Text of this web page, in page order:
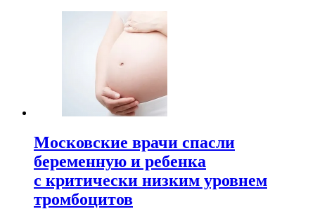
Московские врачи спасли
беременную и ребенка
с критически низким уровнем
тромбоцитов